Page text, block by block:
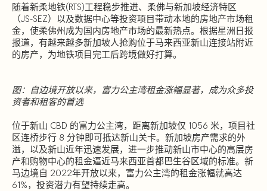
随着新柔地铁(RTS)工程稳步推进、柔佛与新加坡经济特区
（JS-SEZ）以及数据中心等投资项目带动本地的房地产市场租
金，使柔佛州成为国内房地产市场的最新热点。根据星洲日报
报道，有越来越多新加坡人抢购位于马来西亚新山连接站附近
的房产，为地铁项目完工后跨境做好打算。
图：自边境开放以来，富力公主湾租金涨幅显著，成为众多投
资者和租客的首选
位于新山 CBD 的富力公主湾，距离新加坡仅 1056 米，项目社
区连桥步行 8 分钟即可抵达新山关卡。新加坡房产需求的外
溢，以及新山近年迅速发展，进一步推动新山市中心的高层房
产和购物中心的租金逼近马来西亚首都巴生谷区域的标准。新
马边境自 2022年开放以来，富力公主湾的租金涨幅就高达
61%，投资潜力有望持续走高。